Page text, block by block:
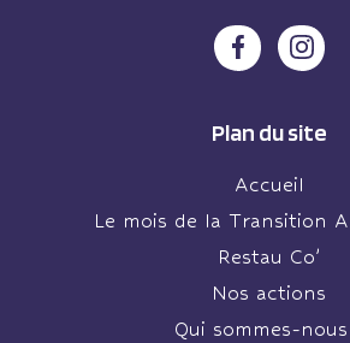
Plan du site
Accueil
Le mois de la Transition
Restau Co’
Nos actions
Qui sommes-nous